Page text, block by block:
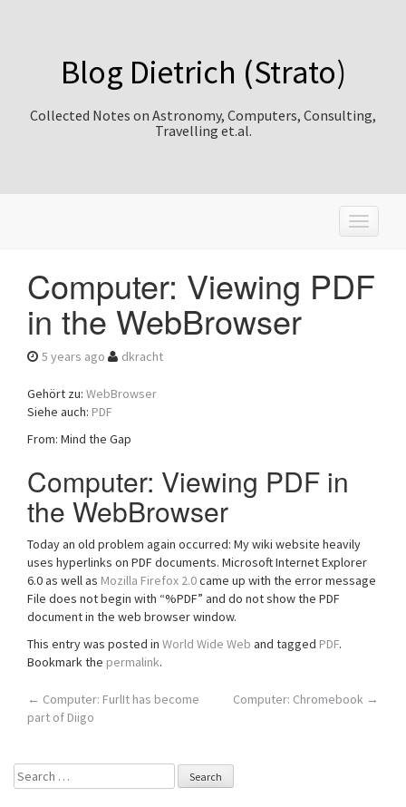
Blog Dietrich (Strato)
Collected Notes on Astronomy, Computers, Consulting,
Travelling et.al.
T
o
g
l
Computer: Viewing PDF
in the WebBrowser
5 years ago dkracht
Gehört zu: WebBrowser
Siehe auch: PDF
From: Mind the Gap
Computer: Viewing PDF in
the WebBrowser
Today an old problem again occurred: My wiki website heavily
uses hyperlinks on PDF documents. Microsoft Internet Explorer
6.0 as well as Mozilla Firefox 2.0came up with the error message
File does not begin with “%PDF” and do not show the PDF
document in the web browser window.
This entry was posted in World Wide Web and tagged PDF.
Bookmark the permalink.
Post
← Computer: FurlIt has become
part of Diigo
Computer: Chromebook →
Search
for: